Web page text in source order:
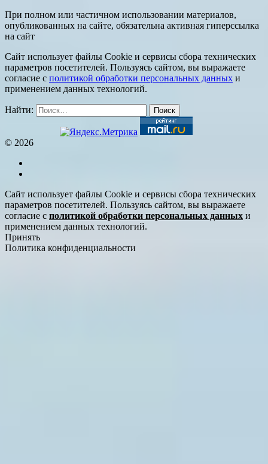
При полном или частичном использовании материалов,
опубликованных на сайте, обязательна активная гиперссылка
на сайт
Сайт использует файлы Cookie и сервисы сбора технических
параметров посетителей. Пользуясь сайтом, вы выражаете
согласие с политикой обработки персональных данных и
применением данных технологий.
Найти:
© 2026
Сайт использует файлы Cookie и сервисы сбора технических
параметров посетителей. Пользуясь сайтом, вы выражаете
согласие с политикой обработки персональных данных и
применением данных технологий.
Принять
Политика конфиденциальности